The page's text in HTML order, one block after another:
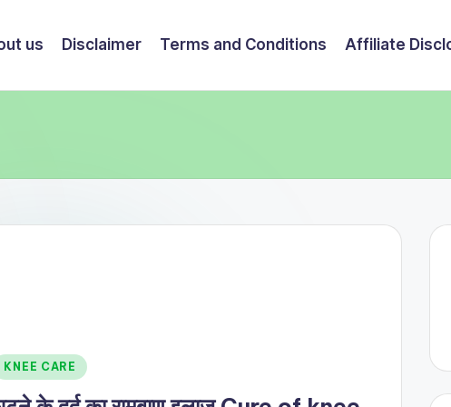
us Disclaimer Terms and Conditions Affiliate
KNEE CARE